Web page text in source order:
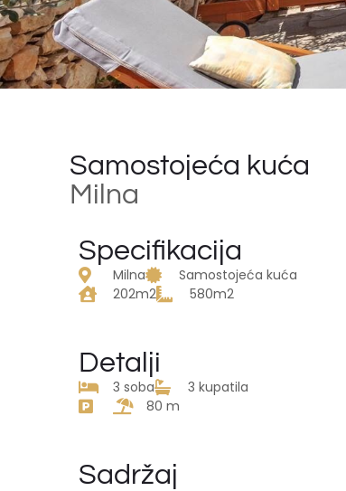
Samostojeća kuća
Milna
Specifikacija
Milna
Samostojeća kuća
202m2
580m2
Detalji
3 soba
3 kupatila
80 m
Sadržaj